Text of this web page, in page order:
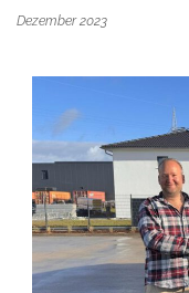
Dezember 2023